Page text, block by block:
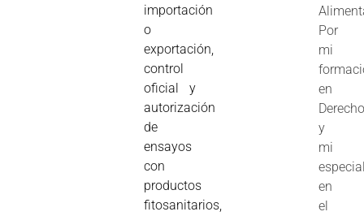
importación
o
exportación,
control
oficial y
autorización
de
ensayos
con
productos
fitosanitarios,
Por
mi
en
y
mi
en
el